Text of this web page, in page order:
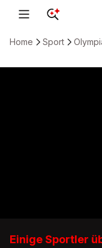
Home Sport
Einige Sportler